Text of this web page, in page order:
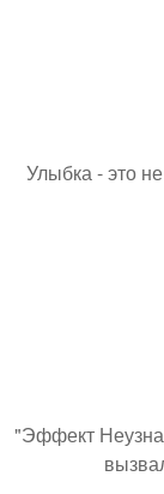
Улыбка - это
"Эффект